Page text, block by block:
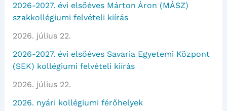
2026-2027. évi elsőéves Márton Áron (MÁSZ)
szakkollégiumi felvételi kiírás
2026. július 22.
2026-2027. évi elsőéves Savaria Egyetemi Központ
(SEK) kollégiumi felvételi kiírás
2026. július 22.
2026. nyári kollégiumi férőhelyek